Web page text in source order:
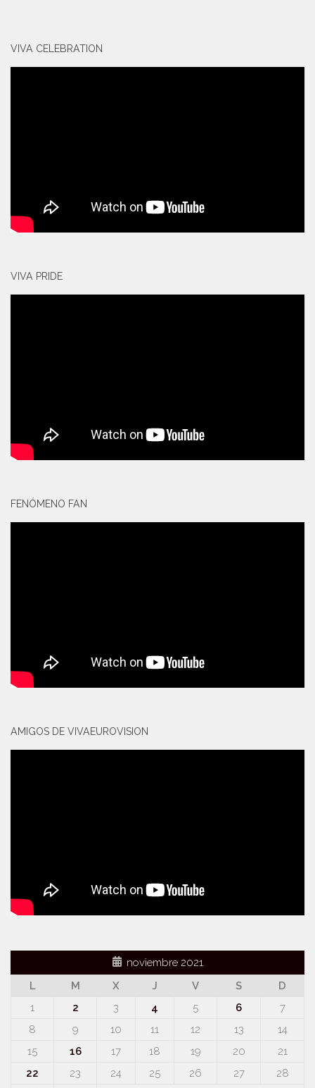
VIVA CELEBRATION
VIVA PRIDE
FENÓMENO FAN
AMIGOS DE VIVAEUROVISION
noviembre 2021
L
M X J V S
D
1
2 3 4 5 6
7
8
9 10 11 12 13
14
15
16 17 18 19 20
21
22
23 24 25 26 27
28